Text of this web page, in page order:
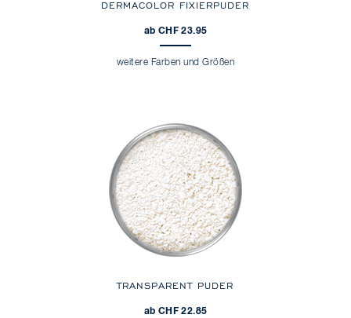
DERMACOLOR FIXIERPUDER
ab CHF 23.95
weitere Farben und Größen
TRANSPARENT PUDER
ab CHF 22.85